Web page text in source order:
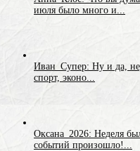
июля было много и...
Иван_Супер: Ну и да,
спорт, эконо...
Оксана_2026: Неделя
событий произошло!...